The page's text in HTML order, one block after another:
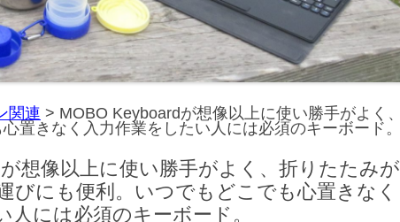
関連 > MOBO Keyboardが想像以上に使い勝手がよく、
置きなく入力作業をしたい人には必須のキーボード。
想像以上に使い勝手がよく、折りたたみが
びにも便利。いつでもどこでも心置きなく
人には必須のキーボード。